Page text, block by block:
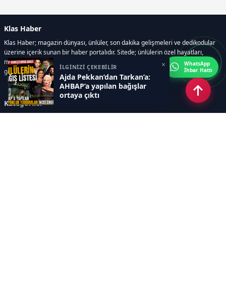
İLGİNİZİ ÇEKEBİLİR
Ajda Pekkan’dan Tarkan’a:
AHBAP’a yapılan bağışlar
ortaya çıktı
×
Klas Haber
Klas Haber; magazin dünyası, ünlüler, son dakika gelişmeleri ve dedikodular
üzerine içerik sunan bir haber portalıdır. Sitede; ünlülerin özel hayatları,
magazin gündemi, röportajlar, fotoğraf ve video galerileri, resmi ilanlar, e-
gazete gibi geniş bir içerik yelpazesi bulunur.
Kategoriler
WhatsApp
İhbar Hattı